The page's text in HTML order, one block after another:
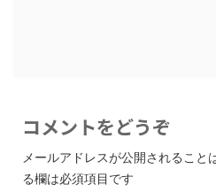
コメントをどうぞ
メールアドレスが公開されること
る欄は必須項目です